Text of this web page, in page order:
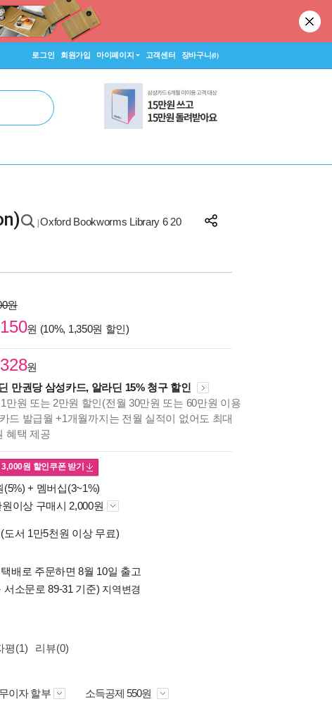
로그인 회원가입 마이페이지 고객센터 장바구니(0)
|Oxford Bookworms Library 6 20
원
원 (10%, 1,350원 할인)
원
만권당 삼성카드, 알라딘 15% 청구 할인
만원 또는 2만원 할인(전월 30만원 또는 60만원 이용
드 발급월 +1개월까지는 전월 실적이 없어도 최대
혜택 제공
3,000원 할인쿠폰 받기
(5%) + 멤버십(3~1%)
이상 구매시 2,000원
도서 1만5천원 이상 무료)
배로 주문하면 8월 10일 출고
서소문로 89-31 기준) 지역변경
평(1) 리뷰(0)
무이자 할부 소득공제 550원